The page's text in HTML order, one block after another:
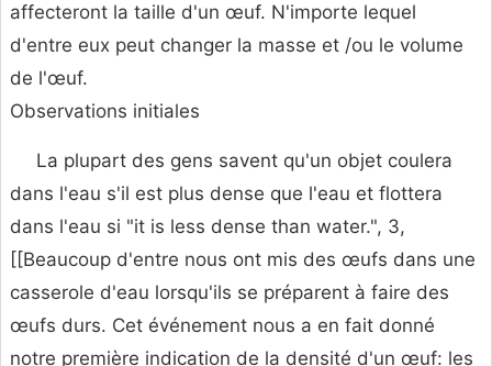
affecteront la taille d'un œuf. N'importe lequel
d'entre eux peut changer la masse et /ou le volume
de l'œuf.
Observations initiales
La plupart des gens savent qu'un objet coulera
dans l'eau s'il est plus dense que l'eau et flottera
dans l'eau si "it is less dense than water.", 3,
[[Beaucoup d'entre nous ont mis des œufs dans une
casserole d'eau lorsqu'ils se préparent à faire des
œufs durs. Cet événement nous a en fait donné
notre première indication de la densité d'un œuf: les